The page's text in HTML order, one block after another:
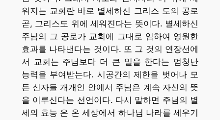
워지는 교회란 바로 별세하신 그리스 도의 공로
곧, 그리스도 위에 세워진다는 뜻이다. 별세하신
주님의 그 공로가 교회에 그대로 임하여 영원한
효과를 나타낸다는 것이다. 또 그 것의 연장선에
서 교회는 주님보다 더 큰 일을 한다는 엄청난
능력을 부여받는다. 시공간의 제한을 벗어나 모
든 신자들 개개인 안에서 주님은 계속 자신의 뜻
을 이루신다는 선언이다. 다시 말하면 주님의 별
세의 효능 은 온 세상에서 하나님 나라를 세우기